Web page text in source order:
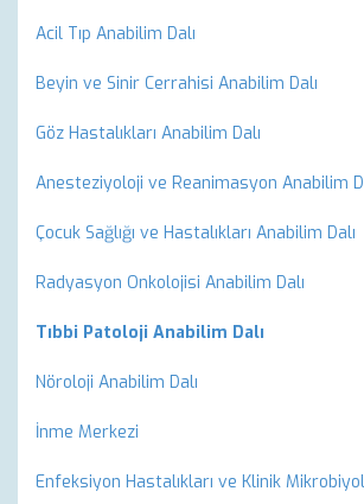
Acil Tıp Anabilim Dalı
Beyin ve Sinir Cerrahisi Anabilim Dalı
Göz Hastalıkları Anabilim Dalı
Anesteziyoloji ve Reanimasyon Anabilim
Çocuk Sağlığı ve Hastalıkları Anabilim Dalı
Radyasyon Onkolojisi Anabilim Dalı
Tıbbi Patoloji Anabilim Dalı
Nöroloji Anabilim Dalı
İnme Merkezi
Enfeksiyon Hastalıkları ve Klinik